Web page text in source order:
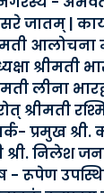
सीतमऊ -विकासखंडसम्मेलनम्
By :-
Date :-
- विकासखंडसम्मेलनम्
Posted By :-
Date :-
जातम् |
आलोचना
श्रीमती
लीना
श्रीमती
प्रमुख श्री.
निलेश
- रूपेण